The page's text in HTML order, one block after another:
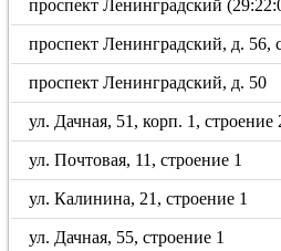
проспект Ленинградский
проспект Ленинградский, д. 56,
проспект Ленинградский, д. 50
ул. Дачная, 51, корп. 1, строение
ул. Почтовая, 11, строение 1
ул. Калинина, 21, строение 1
ул. Дачная, 55, строение 1